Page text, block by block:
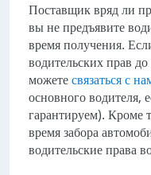
Поставщик вряд ли
вы не предъявите
время получения.
водительских прав
можетесвязаться с
основного водителя,
гарантируем). Кроме
время забора
водительские права